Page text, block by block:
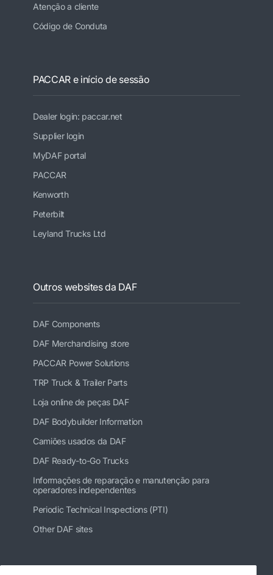
Atenção a cliente
Código de Conduta
PACCAR e início de sessão
Dealer login: paccar.net
Supplier login
MyDAF portal
PACCAR
Kenworth
Peterbilt
Leyland Trucks Ltd
Outros websites da DAF
DAF Components
DAF Merchandising store
PACCAR Power Solutions
TRP Truck & Trailer Parts
Loja online de peças DAF
DAF Bodybuilder Information
Camiões usados da DAF
DAF Ready-to-Go Trucks
Informações de reparação e manutenção para
operadores independentes
Periodic Technical Inspections (PTI)
Other DAF sites